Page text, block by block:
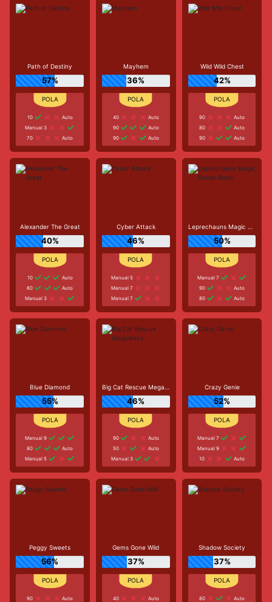
Path of Destiny
57%
10
Auto
Manual 3
70
Auto
Mayhem
36%
40
Auto
90
Auto
90
Auto
Wild Wild Chest
42%
90
Auto
80
Auto
90
Auto
Alexander The Great
40%
10
Auto
80
Auto
Manual 3
Cyber Attack
46%
Manual 5
Manual 7
Manual 7
Leprechauns Magic Power Reels
50%
Manual 7
90
Auto
80
Auto
Blue Diamond
55%
Manual 9
80
Auto
Manual 5
Big Cat Rescue Megaways
46%
90
Auto
50
Auto
Manual 3
Crazy Genie
52%
Manual 7
Manual 9
10
Auto
Peggy Sweets
56%
90
Auto
Gems Gone Wild
37%
40
Auto
Shadow Society
37%
80
Auto